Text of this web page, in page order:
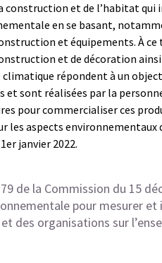
construction et de l’habitat
en se basant,
et équipements. À
et de décoration
répondent à un
sont réalisées par la
pour commercialiser ces
les aspects environnementaux
janvier 2022.
de la Commission du 15
pour mesurer
des organisations sur